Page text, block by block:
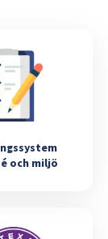
och miljö